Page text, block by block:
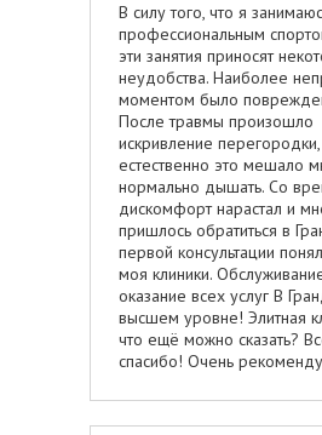
Александровичу (была
Игорь Александровичь
дополнительную
вечера отек стал меньше,
температура упала. Я
всему коллективу клиники
А уж как я рада, что я так
нашла такого
хирурга Брагилева Вадима
Алексеевича. Спасибо Вам
огромное!!!
В силу того, что я
профессиональным
эти занятия приносят
неудобства. Наиболее
моментом было
После травмы произошло
искривление перегородки,
естественно это мешало
нормально дышать. Со
дискомфорт нарастал и
пришлось обратиться в
первой консультации
моя клиники.
оказание всех услуг В
высшем уровне! Элитная
что ещё можно сказать?
спасибо! Очень